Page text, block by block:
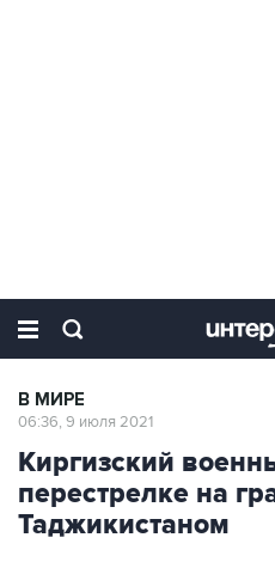
В МИРЕ
06:36, 9 июля 2021
Киргизский
перестрелке на
Таджикистаном